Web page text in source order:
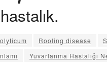
Rooling disease
Yuvarlanma Hastalığı